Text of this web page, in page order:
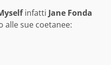
infatti Jane Fonda
alle sue coetanee: